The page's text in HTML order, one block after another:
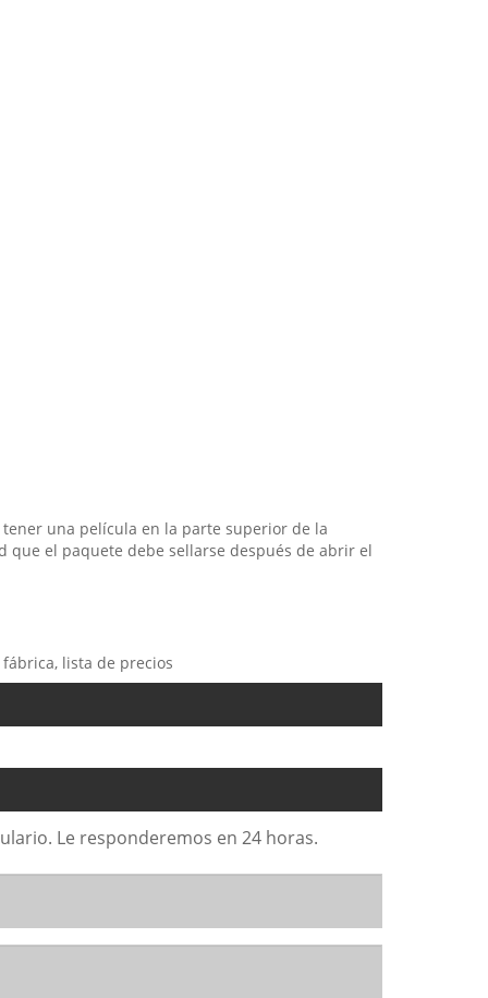
una película en la parte superior de la
el paquete debe sellarse después de abrir el
lista de precios
Le responderemos en 24 horas.